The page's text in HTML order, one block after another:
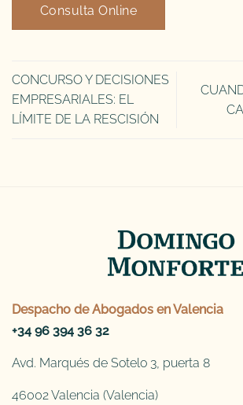
Consulta Online
CONCURSO Y DECISIONES
EMPRESARIALES: EL
LÍMITE DE LA RESCISIÓN
Despacho de Abogados en Valencia
+34 96 394 36 32
Avd. Marqués de Sotelo 3, puerta 8
46002 Valencia (Valencia)